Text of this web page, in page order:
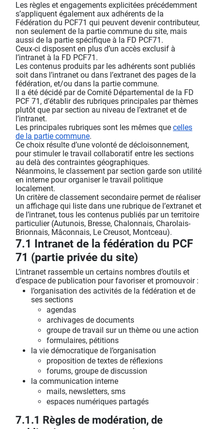
Les règles et engagements explicitées précédemment
s’appliquent également aux adhérents de la
Fédération du PCF71 qui peuvent devenir contributeur,
non seulement de la partie commune du site, mais
aussi de la partie spécifique à la FD PCF71.
Ceux-ci disposent en plus d’un accès exclusif à
l’intranet à la FD PCF71.
Les contenus produits par les adhérents sont publiés
soit dans l’intranet ou dans l’extranet des pages de la
fédération, et/ou dans la partie commune.
Il a été décidé par de Comité Départemental de la FD
PCF 71, d’établir des rubriques principales par thèmes
plutôt que par section au niveau de l’extranet et de
l’intranet.
Les principales rubriques sont les mêmes que celles
de la partie commune.
Ce choix résulte d’une volonté de décloisonnement,
pour stimuler le travail collaboratif entre les sections
au delà des contraintes géographiques.
Néanmoins, le classement par section garde son utilité
en interne pour organiser le travail politique
localement.
Un critère de classement secondaire permet de réaliser
un affichage qui liste dans une rubrique de l’extranet et
de l’intranet, tous les contenus publiés par un territoire
particulier (Autunois, Bresse, Chalonnais, Charolais-
Brionnais, Mâconnais, Le Creusot, Montceau).
7.1 Intranet de la fédération du PCF
71 (partie privée du site)
L’intranet rassemble un certains nombres d’outils et
d’espace de publication pour favoriser et promouvoir :
l’organisation des activités de la fédération et de
ses sections
agendas
archivages de documents
groupe de travail sur un thème ou une action
formulaires, pétitions
la vie démocratique de l’organisation
proposition de textes de réflexions
forums, groupe de discussion
la communication interne
mails, newsletters, sms
espaces numériques partagés
7.1.1 Règles de modération, de